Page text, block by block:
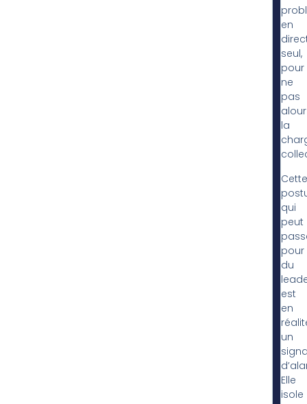
en
seul,
pour
ne
pas
la
Cette
qui
peut
pour
du
est
en
un
Elle
isole